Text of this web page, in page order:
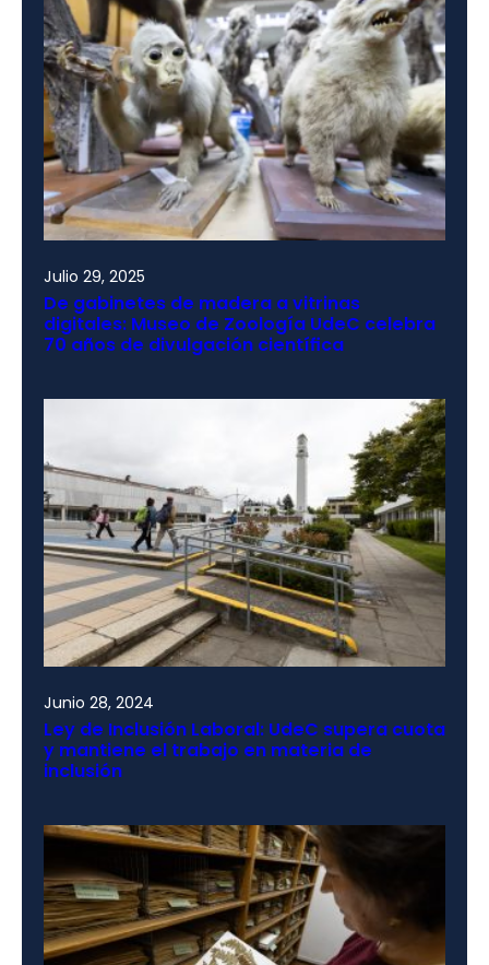
Julio 29, 2025
De gabinetes de madera a vitrinas
digitales: Museo de Zoología UdeC celebra
70 años de divulgación científica
Junio 28, 2024
Ley de Inclusión Laboral: UdeC supera cuota
y mantiene el trabajo en materia de
inclusión